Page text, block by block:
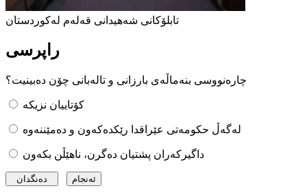
تابلۆکانی شەهیدانی قەلەم لەکوردستان
راپرسی
چارەنووسی بنەماڵەی بارزانی و تالەبانی چۆن دەبینیت؟
کۆتاییان نزیکە
لەگەڵ حکومەتی عێراقدا رێکدەکەون و دەمێننەوە
داگیرکەران پشتیان دەگرن، ناهێڵن بکەون